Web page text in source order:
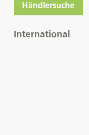
Händlersuche
International